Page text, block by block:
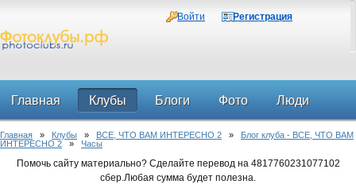
Войти Регистрация
Главная Клубы Блоги Фото Люди
Форум
Главная » Клубы » ВСЕ, ЧТО ВАМ ИНТЕРЕСНО 2 » Блог клуба - ВСЕ, ЧТО ВАМ
ИНТЕРЕСНО 2 » Часы
Помочь сайту материально? Сделайте перевод на 4817760231077102
сбер.Любая сумма будет полезна.